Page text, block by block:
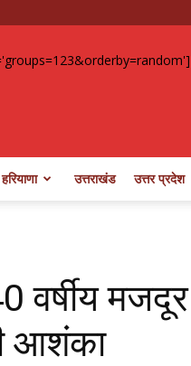
हरियाणा उत्तराखंड उत्तर प्रदेश
वर्षीय मजदूर
आशंका